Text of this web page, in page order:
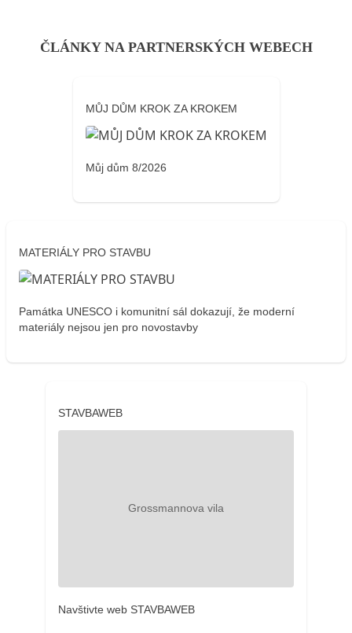
ČLÁNKY NA PARTNERSKÝCH WEBECH
MŮJ DŮM KROK ZA KROKEM
Můj dům 8/2026
MATERIÁLY PRO STAVBU
Památka UNESCO i komunitní sál dokazují, že moderní
materiály nejsou jen pro novostavby
STAVBAWEB
Navštivte web STAVBAWEB